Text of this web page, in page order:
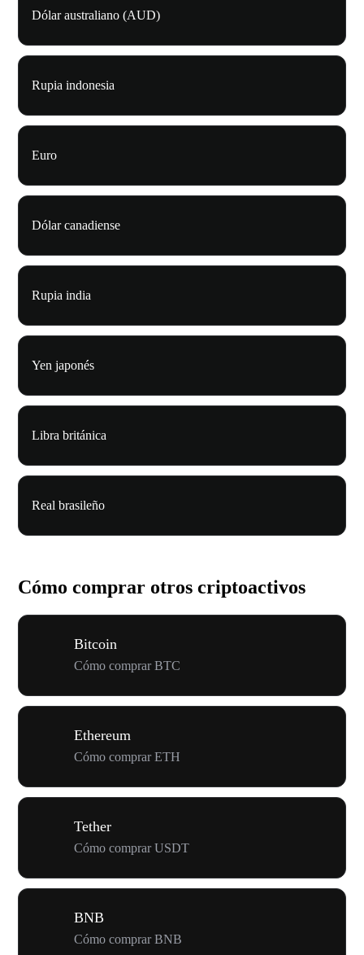
Dólar australiano (AUD)
Rupia indonesia
Euro
Dólar canadiense
Rupia india
Yen japonés
Libra británica
Real brasileño
Cómo comprar otros criptoactivos
Bitcoin
Cómo comprar BTC
Ethereum
Cómo comprar ETH
Tether
Cómo comprar USDT
BNB
Cómo comprar BNB